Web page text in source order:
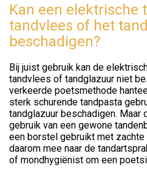
Kan een elektrische
tandvlees of het
beschadigen?
Bij juist gebruik kan de
tandvlees of tandglazuur niet
verkeerde poetsmethode
sterk schurende tandpasta
tandglazuur beschadigen. Maar
gebruik van een gewone
een borstel gebruikt met
daarom mee naar de
of mondhygiënist om een